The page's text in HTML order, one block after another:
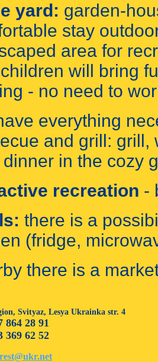
yard: garden-
stay
area for
will bring
- no need to
everything
and grill: grill,
in the cozy
recreation -
there is a
(fridge,
there is a
Svityaz, Lesya Ukrainka str. 4
864 28 91
369 62 52